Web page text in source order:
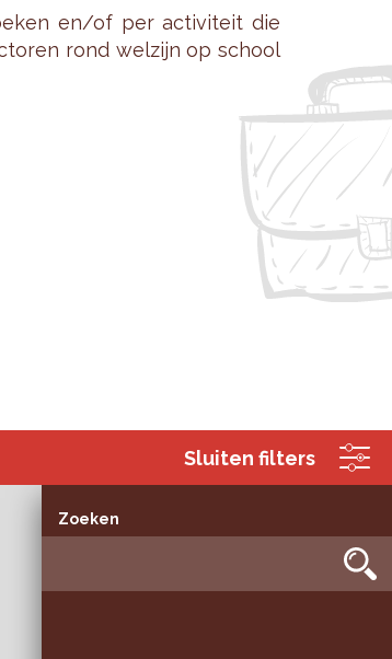
en/of per ac­ti­vi­teit die
rond wel­zijn op school
Sluiten filters
Zoeken